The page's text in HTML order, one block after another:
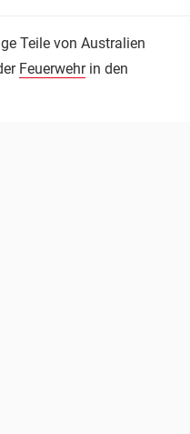
Teile von Australien
Feuerwehrin den